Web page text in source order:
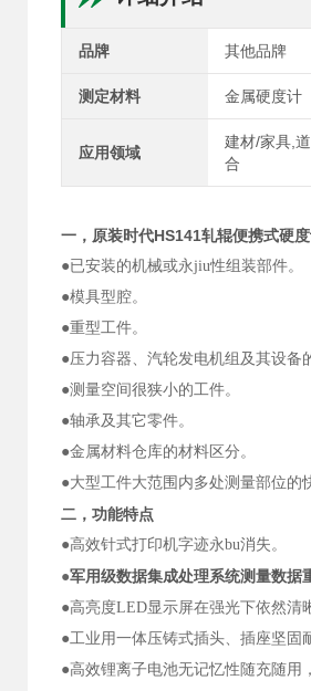
品牌 其他品牌
测定材料 金属硬度计
应用领域
建材/家具,
合
一， 原装时代HS141轧辊便携式硬
●已安装的机械或永jiu性组装部件。
●模具型腔。
●重型工件。
●压力容器、汽轮发电机组及其设备
●测量空间很狭小的工件。
●轴承及其它零件。
●金属材料仓库的材料区分。
●大型工件大范围内多处测量部位的
二，功能特点
●高效针式打印机字迹永bu消失。
●军用级数据集成处理系统测量数据
●高亮度LED显示屏在强光下依然清
●工业用一体压铸式插头、插座坚固
●高效锂离子电池无记忆性随充随用